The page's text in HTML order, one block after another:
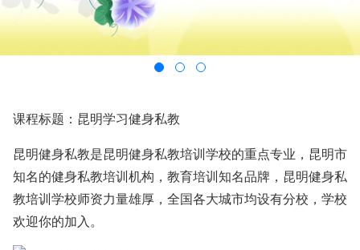
课程标题：昆明学习健身私教
昆明健身私教是昆明健身私教培训学校的重点专业，昆明市
知名的健身私教培训机构，教育培训知名品牌，昆明健身私
教培训学校师资力量雄厚，全国各大城市均设有分校，学校
欢迎你的加入。